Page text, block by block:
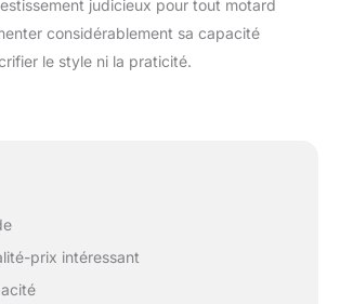
judicieux pour tout motard
considérablement sa capacité
le style ni la praticité.
prix intéressant